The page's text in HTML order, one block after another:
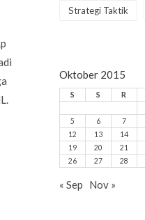
Strategi Taktik
Oktober 2015
S S R
5
6 7
12
13 14
19
20 21
26
27 28
« Sep Nov »